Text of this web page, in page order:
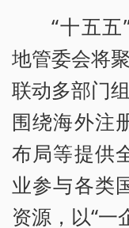
“十五
地管委会将
联动多部门
围绕海外注
布局等提供
业参与各类
资源，以“一